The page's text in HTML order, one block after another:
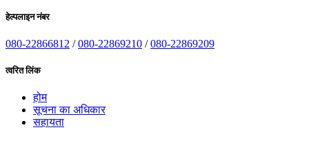
हेल्पलाइन नंबर
080-22866812 /080-22869210 /080-22869209
त्वरित लिंक
होम
सूचना का अधिकार
सहायता